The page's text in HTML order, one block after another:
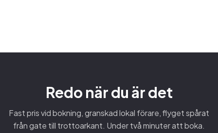
Redo när du är det
Fast pris vid bokning, granskad lokal förare, flyget spårat
från gate till trottoarkant. Under två minuter att boka.